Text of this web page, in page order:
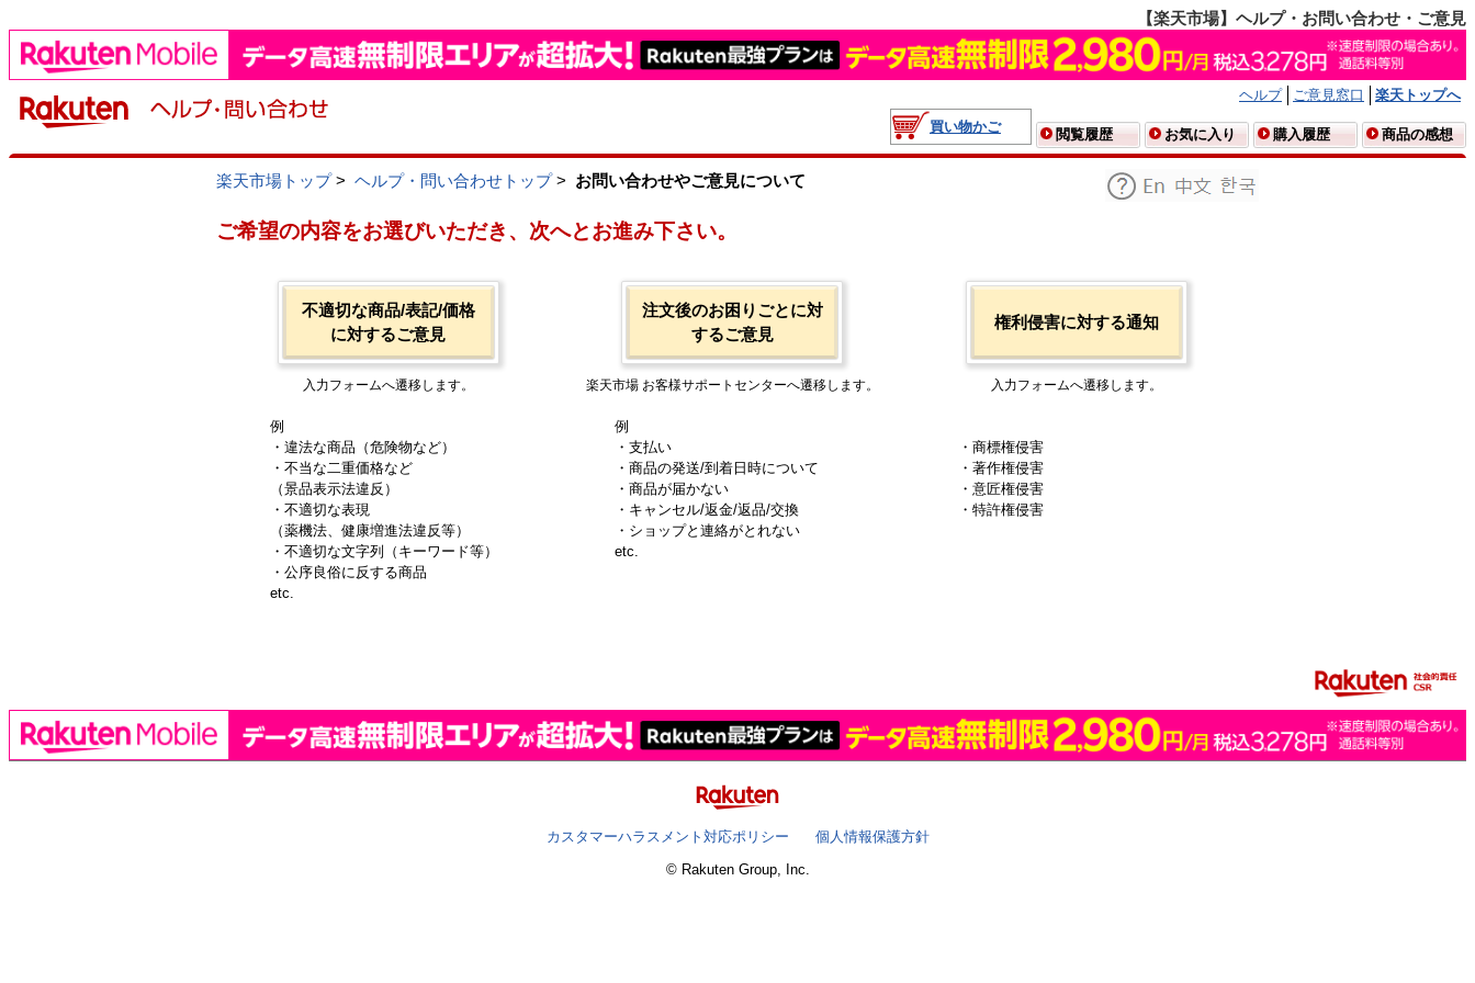
【楽天市場】ヘルプ・お問い合わせ・ご意見
ヘルプ ご意見窓口
楽天トップへ
買い物かご
閲覧履歴 お気に入り 購入履歴 商品の感想
楽天市場トップ> ヘルプ・問い合わせトップ> お問い合わせやご意見について
ご希望の内容をお選びいただき、次へとお進み下さい。
不適切な商品/表記/価格
に対するご意見
入力フォームへ遷移します。
例
・違法な商品（危険物など）
・不当な二重価格など
（景品表示法違反）
・不適切な表現
（薬機法、健康増進法違反等）
・不適切な文字列（キーワード等）
・公序良俗に反する商品
etc.
注文後のお困りごとに対
するご意見
楽天市場 お客様サポートセンターへ遷移します。
例
・支払い
・商品の発送/到着日時について
・商品が届かない
・キャンセル/返金/返品/交換
・ショップと連絡がとれない
etc.
権利侵害に対する通知
入力フォームへ遷移します。
・商標権侵害
・著作権侵害
・意匠権侵害
・特許権侵害
カスタマーハラスメント対応ポリシー
個人情報保護方針
© Rakuten Group, Inc.